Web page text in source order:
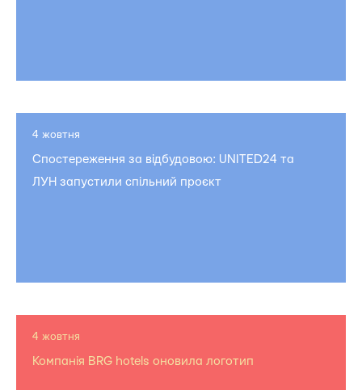
4 жовтня
Спостереження за відбудовою: UNITED24 та
ЛУН запустили спільний проєкт
4 жовтня
Компанія BRG hotels оновила логотип